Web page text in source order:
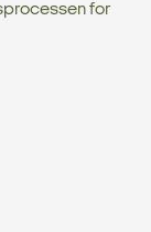
for